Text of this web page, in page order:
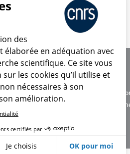
Charte
Données
des
élaborée en adéquation avec
scientifique. Ce site vous
les cookies qu’il utilise et
nécessaires à son
amélioration.
certifiés par
Je choisis OK pour moi